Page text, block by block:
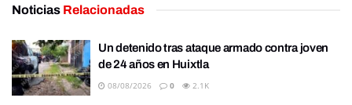
Noticias Relacionadas
Un detenido tras ataque armado contra joven
de 24 años en Huixtla
08/08/2026 0 2.1K